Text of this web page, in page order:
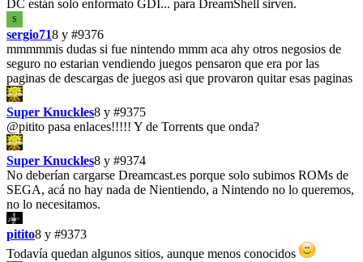
DC están solo enformato GDI... para DreamShell sirven.
S
sergio718 y #9376
mmmmmis dudas si fue nintendo mmm aca ahy otros negosios de
seguro no estarian vendiendo juegos pensaron que era por las
paginas de descargas de juegos asi que provaron quitar esas paginas
Super Knuckles8 y #9375
@pitito pasa enlaces!!!!! Y de Torrents que onda?
Super Knuckles8 y #9374
No deberían cargarse Dreamcast.es porque solo subimos ROMs de
SEGA, acá no hay nada de Nientiendo, a Nintendo no lo queremos,
no lo necesitamos.
pitito8 y #9373
Todavía quedan algunos sitios, aunque menos conocidos